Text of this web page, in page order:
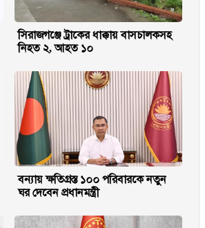
সিরাজগঞ্জে ট্রাকের ধাক্কায় বাসচালকসহ
নিহত ২, আহত ১০
বন্যায় ক্ষতিগ্রস্ত ১০০ পরিবারকে নতুন
ঘর দেবেন প্রধানমন্ত্রী